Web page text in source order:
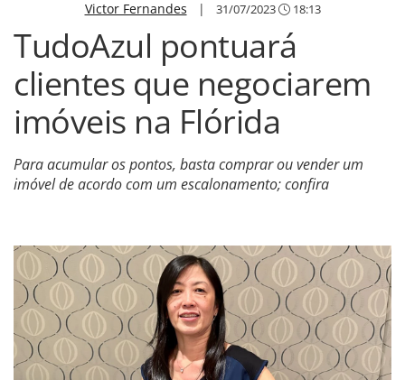
Victor Fernandes | 31/07/2023 18:13
TudoAzul pontuará
clientes que negociarem
imóveis na Flórida
Para acumular os pontos, basta comprar ou vender um
imóvel de acordo com um escalonamento; confira